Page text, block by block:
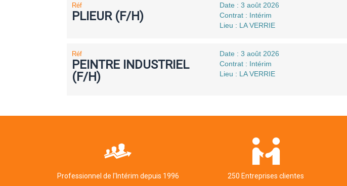
Réf
PLIEUR (F/H)
Date : 3 août 2026
Contrat : Intérim
Lieu : LA VERRIE
Réf
PEINTRE INDUSTRIEL
(F/H)
Date : 3 août 2026
Contrat : Intérim
Lieu : LA VERRIE
Professionnel de l'Intérim depuis 1996 250 Entreprises clientes